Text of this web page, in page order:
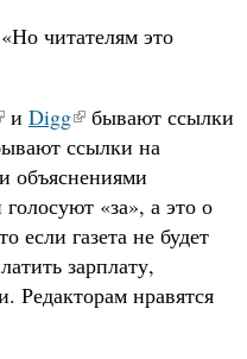
читателям это
и Digg
бывают ссылки
ссылки на
объяснениями
«за», а это о
если газета не будет
зарплату,
Редакторам нравятся